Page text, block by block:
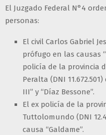
El Juzgado Federal N°4
personas:
El civil Carlos Gabriel
prófugo en las causas
policía de la provincia
Peralta (DNI
III” y “Díaz Bessone”.
El ex policía de la
Tuttolomundo (DNI
causa “Galdame”.